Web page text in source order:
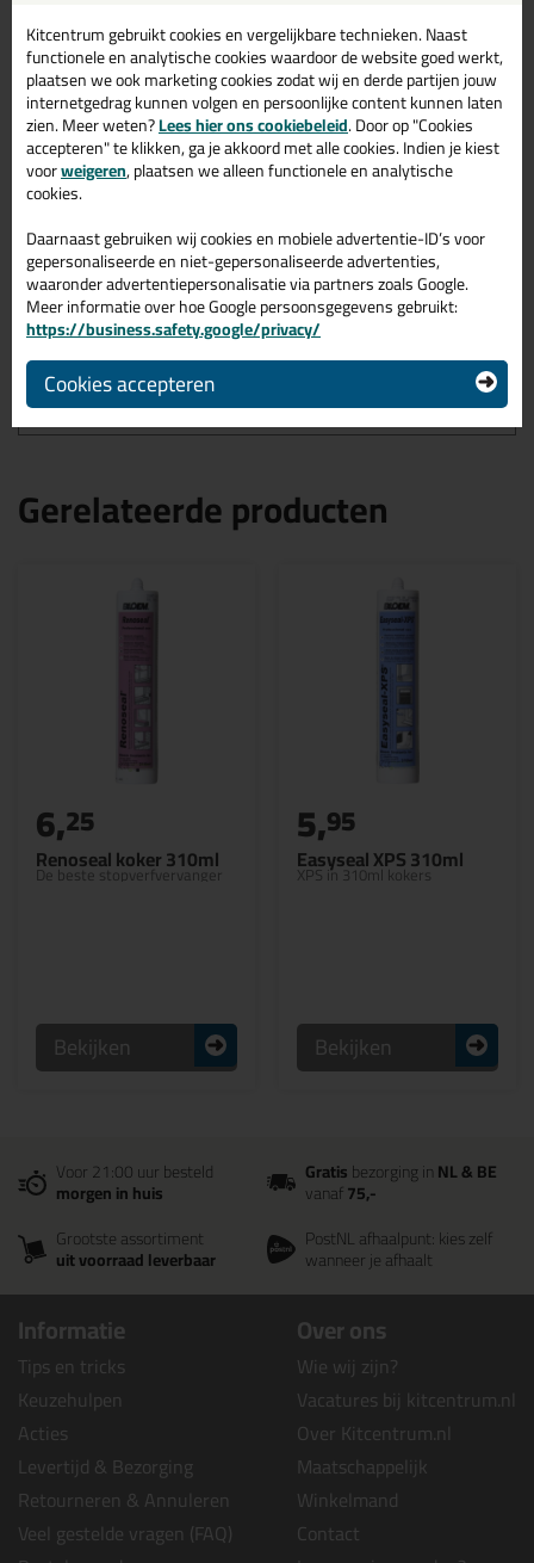
Omschrijving Specificaties Reviews (1)
Easyseal XPS 600ml in
Antraciet RAL 7016
Zoek je kit in een specifieke kleur? Gevonden! Deze glaskit met
komo Easyseal XPS 600ml in de kleur Antraciet RAL 7016 is te
gebruiken voor verschillende toepassingen. Een duurzame en
veelzijdige kit welke makkelijk te verwerken is. Perfect als je een
bijpassende kleur zoekt met gegarandeerd een topresultaat.
Bestel de Easyseal XPS 600ml in kleur Antraciet RAL 7016
vandaag nog! Op voorraad en op werkdagen besteld = morgen in
huis.
Wil je meer weten over de toepassing en kenmerken van dit
product?Lees alles over dit product >
Gerelateerde producten
Renoseal koker 310ml
De beste stopverfvervanger
6,25
Bekijken
Easyseal XPS 310ml
XPS in 310ml kokers
5,95
Bekijken
Voor 21:00 uur besteld
morgen in huis
Gratisbezorging inNL & BE
vanaf75,-
Grootste assortiment
uit voorraad leverbaar
PostNL afhaalpunt: kies zelf
wanneer je afhaalt
Informatie
Tips en tricks
Keuzehulpen
Acties
Levertijd & Bezorging
Retourneren & Annuleren
Veel gestelde vragen (FAQ)
Over ons
Wie wij zijn?
Vacatures bij kitcentrum.nl
Over Kitcentrum.nl
Maatschappelijk
Winkelmand
Contact
Kitcentrum gebruikt cookies en vergelijkbare technieken. Naast
functionele en analytische cookies waardoor de website goed werkt,
plaatsen we ook marketing cookies zodat wij en derde partijen jouw
internetgedrag kunnen volgen en persoonlijke content kunnen laten
zien. Meer weten?Lees hier ons cookiebeleid. Door op "Cookies
accepteren" te klikken, ga je akkoord met alle cookies. Indien je kiest
voorweigeren, plaatsen we alleen functionele en analytische
cookies.
Daarnaast gebruiken wij cookies en mobiele advertentie-ID’s voor
gepersonaliseerde en niet-gepersonaliseerde advertenties,
waaronder advertentiepersonalisatie via partners zoals Google.
Meer informatie over hoe Google persoonsgegevens gebruikt:
https://business.safety.google/privacy/
Cookies accepteren